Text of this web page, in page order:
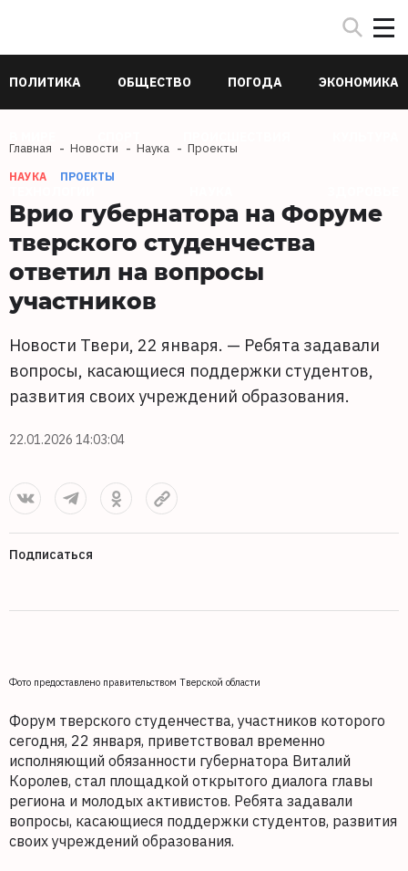
ПОЛИТИКА ОБЩЕСТВО ПОГОДА ЭКОНОМИКА
Главная Новости Наука Проекты
НАУКА ПРОЕКТЫ
Врио губернатора на Форуме
тверского студенчества
ответил на вопросы
участников
Новости Твери, 22 января. — Ребята задавали
вопросы, касающиеся поддержки студентов,
развития своих учреждений образования.
22.01.2026 14:03:04
Подписаться
Фото предоставлено правительством Тверской области
Форум тверского студенчества, участников которого
сегодня, 22 января, приветствовал временно
исполняющий обязанности губернатора Виталий
Королев, стал площадкой открытого диалога главы
региона и молодых активистов. Ребята задавали
вопросы, касающиеся поддержки студентов, развития
своих учреждений образования.